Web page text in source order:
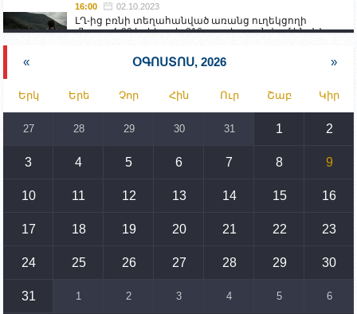
16:00 02.10.2023
ԼՂ-ից բռնի տեղահանված առանց ուղեկցողի
մնացած 20 երեխա և 216 տարեց գտնվում են ՀՀ
Իրանը կողմ է տարածաշրջանի համար շահավետ
տրանսպորտային հաղորդակցությունների
զարգացմանը, սակայն ոչ՝ միջազգային
սահմանների փոփոխությանը
15:10 02.10.2023
սպառնալիքները կասեցնելու համար. իսպանացի
պատգամավորը Գորիսում է
14:54 02.10.2023
տեղակայված հայկական դիրքերի անձնակազմի
համար սնունդ տեղափոխող մեքենայի
« ՕԳՈՍՏՈՍ, 2026 »
Երկ Երե Չոր Հին Ուր Շաբ Կիր
27 28 29 30 31 1 2
3 4 5 6 7 8 9
10 11 12 13 14 15 16
17 18 19 20 21 22 23
24 25 26 27 28 29 30
31 1 2 3 4 5 6